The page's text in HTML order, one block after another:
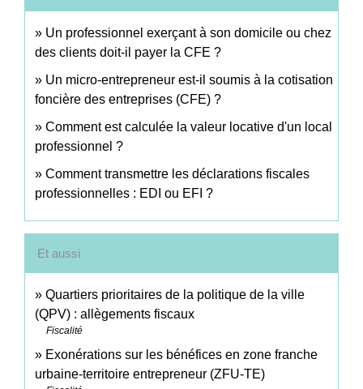
Un professionnel exerçant à son domicile ou chez
des clients doit-il payer la CFE ?
Un micro-entrepreneur est-il soumis à la cotisation
foncière des entreprises (CFE) ?
Comment est calculée la valeur locative d'un local
professionnel ?
Comment transmettre les déclarations fiscales
professionnelles : EDI ou EFI ?
Et aussi
Quartiers prioritaires de la politique de la ville
(QPV) : allègements fiscaux
Fiscalité
Exonérations sur les bénéfices en zone franche
urbaine-territoire entrepreneur (ZFU-TE)